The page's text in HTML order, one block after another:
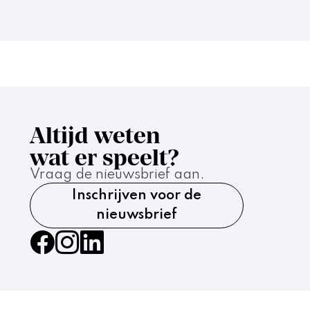
Altijd weten
wat er speelt?
Vraag de nieuwsbrief aan.
Inschrijven voor de
nieuwsbrief